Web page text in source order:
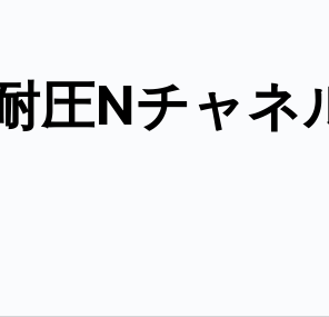
圧Nチャネ